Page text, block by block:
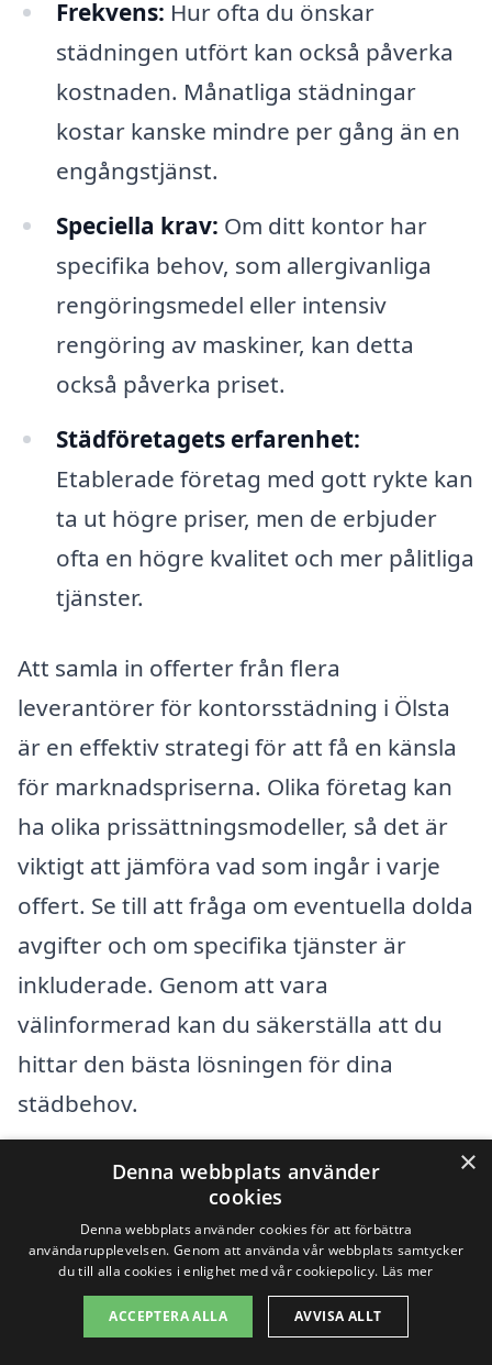
Frekvens: Hur ofta du önskar
städningen utfört kan också påverka
kostnaden. Månatliga städningar
kostar kanske mindre per gång än en
engångstjänst.
Speciella krav: Om ditt kontor har
specifika behov, som allergivanliga
rengöringsmedel eller intensiv
rengöring av maskiner, kan detta
också påverka priset.
Städföretagets erfarenhet:
Etablerade företag med gott rykte kan
ta ut högre priser, men de erbjuder
ofta en högre kvalitet och mer pålitliga
tjänster.
Att samla in offerter från flera
leverantörer för kontorsstädning i Ölsta
är en effektiv strategi för att få en känsla
för marknadspriserna. Olika företag kan
ha olika prissättningsmodeller, så det är
viktigt att jämföra vad som ingår i varje
offert. Se till att fråga om eventuella dolda
avgifter och om specifika tjänster är
inkluderade. Genom att vara
välinformerad kan du säkerställa att du
hittar den bästa lösningen för dina
städbehov.
Få 3 erbjudanden, gratis och utan
förpliktelser
Sök efter en
×
Denna webbplats använder
cookies
Denna webbplats använder cookies för att förbättra
användarupplevelsen. Genom att använda vår webbplats samtycker
du till alla cookies i enlighet med vår cookiepolicy. Läs mer
ACCEPTERA ALLA AVVISA ALLT